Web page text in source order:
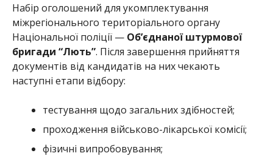
Набір оголошений для укомплектування
міжрегіонального територіального органу
Національної поліції — Об’єднаної штурмової
бригади “Лють”. Після завершення прийняття
документів від кандидатів на них чекають
наступні етапи відбору:
тестування щодо загальних здібностей;
проходження військово-лікарської комісії;
фізичні випробовування;